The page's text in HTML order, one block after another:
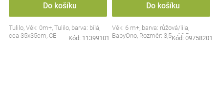
Do košíku
Tulilo, Věk: 0m+, Tulilo, barva: bílá,
cca 35x35cm, CE
Kód: 11399101
Do košíku
Věk: 6 m+, barva: růžová/lila,
BabyOno, Rozměr: 3,5 x 10,5 cm
Kód: 09758201